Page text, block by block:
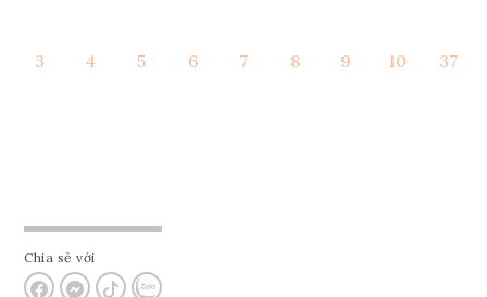
Tham vấn Interlink
3 4 5 6 7 8 9 10 37
Chia sẻ với